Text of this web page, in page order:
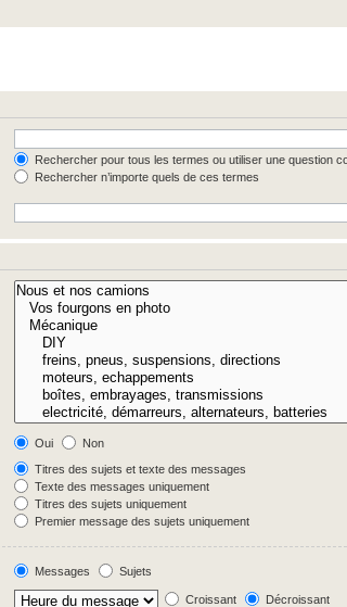
Rechercher pour tous les termes ou utiliser une question
Rechercher n’importe quels de ces termes
Oui
Non
Titres des sujets et texte des messages
Texte des messages uniquement
Titres des sujets uniquement
Premier message des sujets uniquement
Messages
Sujets
Croissant Décroissant